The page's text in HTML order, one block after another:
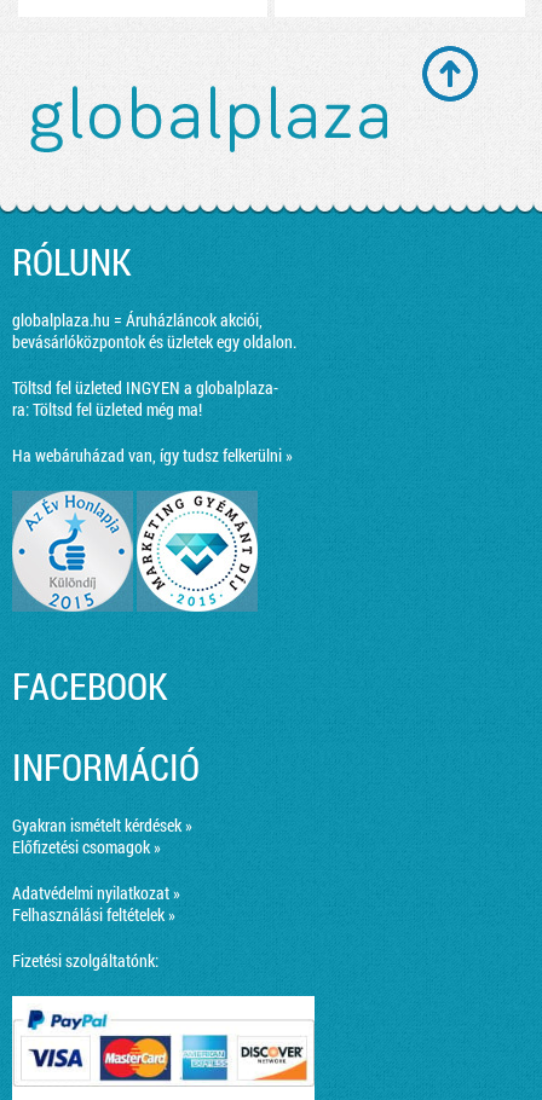
RÓLUNK
globalplaza.hu = Áruházláncok akciói,
bevásárlóközpontok és üzletek egy oldalon.
Töltsd fel üzleted INGYEN a globalplaza-
ra:Töltsd fel üzleted még ma!
Ha webáruházad van, így tudsz felkerülni »
FACEBOOK
INFORMÁCIÓ
Gyakran ismételt kérdések »
Előfizetési csomagok »
Adatvédelmi nyilatkozat »
Felhasználási feltételek »
Fizetési szolgáltatónk: